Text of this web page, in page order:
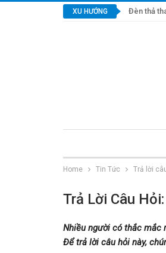
XU HƯỚNG Đèn thả
Home Tin Tức Trả lời
Trả Lời Câu
Nhiều người có thắc mắc
Để trả lời câu hỏi này,